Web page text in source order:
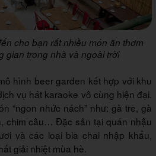
cho bạn rất nhiều món ăn thơm
gian trong nhà và ngoài trời
hình beer garden kết hợp với khu
vụ hát karaoke vô cùng hiện đại.
“ngon nhức nách” như: gà tre, gà
chim câu… Đặc sản tại quán nhậu
và các loại bia chai nhập khẩu,
giải nhiệt mùa hè.